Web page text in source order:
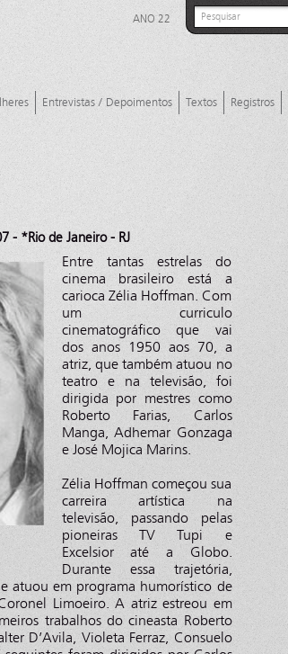
ANO 22
Entrevistas / Depoimentos Textos Registros
- *Rio de Janeiro - RJ
Entre tantas estrelas do
cinema brasileiro está a
carioca Zélia Hoffman. Com
um curriculo
cinematográfico que vai
dos anos 1950 aos 70, a
atriz, que também atuou no
teatro e na televisão, foi
dirigida por mestres como
Roberto Farias, Carlos
Manga, Adhemar Gonzaga
e José Mojica Marins.
Zélia Hoffman começou sua
carreira artística na
televisão, passando pelas
pioneiras TV Tupi e
Excelsior até a Globo.
Durante essa trajetória,
atuou em programa humorístico de
Limoeiro. A atriz estreou em
trabalhos do cineasta Roberto
D’Avila, Violeta Ferraz, Consuelo